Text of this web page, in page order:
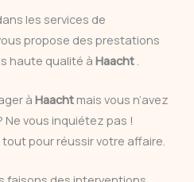
les services de
propose des prestations
haute qualité à Haacht
à Haacht mais vous n’avez
Ne vous inquiétez pas !
tout pour réussir votre affaire.